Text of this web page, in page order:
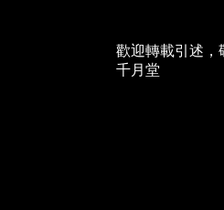
歡迎轉載引述，
千月堂